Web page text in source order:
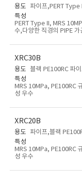
용도 파이프,PERT Type
특성
PERT Type II, MRS
수,다양한 직경의 PIPE
XRC30B
용도 블랙 PE100RC 파
특성
MRS 10MPa, PE100RC
성 우수
XRC20B
용도 파이프,블랙
특성
MRS 10MPa, PE100RC
성 우수